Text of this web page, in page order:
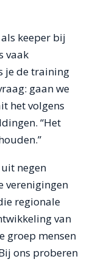
keeper bij
vaak
je de training
gaan we
het volgens
“Het
negen
verenigingen
regionale
van
groep mensen
ons proberen